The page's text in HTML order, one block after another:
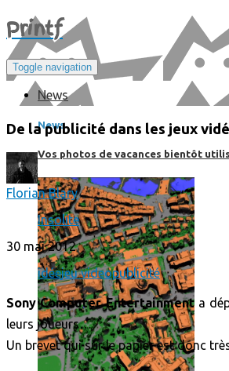
Printf
Toggle navigation
News
News
Vos photos de vacances bientôt
De la publicité dans les jeux
Florian Blary
Insolite
30 mai 2012
idéejeu videopublicité
Sony Computer Entertainmenta
leurs joueurs…
Un brevet qui sur le papier est donc